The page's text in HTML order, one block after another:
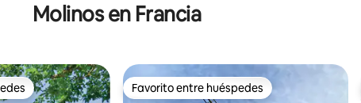
Molinos en Francia
Favorito entre huéspedes
Favorito entre huéspedes